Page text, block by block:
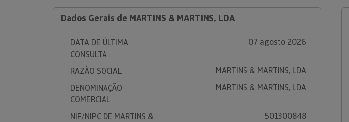
Dados Gerais de MARTINS & MARTINS, LDA
DATA DE ÚLTIMA
CONSULTA
07 agosto 2026
RAZÃO SOCIAL
MARTINS & MARTINS, LDA
DENOMINAÇÃO
COMERCIAL
MARTINS & MARTINS, LDA
NIF/NIPC DE MARTINS &
501300848